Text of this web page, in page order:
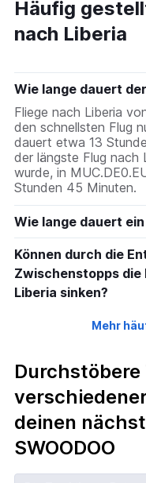
Häufig
nach Liberia
Wie lange dauert
Fliege nach Liberia
den schnellsten Flug
dauert etwa 13
der längste Flug nach
wurde, in
Stunden 45 Minuten.
Wie lange dauert
Können durch die
Zwischenstopps die
Liberia sinken?
Mehr
Durchstöbere
deinen
SWOODOO